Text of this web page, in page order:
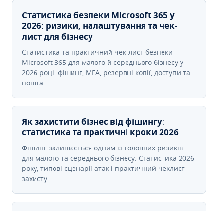
Статистика безпеки Microsoft 365 у
2026: ризики, налаштування та чек-
лист для бізнесу
Статистика та практичний чек-лист безпеки
Microsoft 365 для малого й середнього бізнесу у
2026 році: фішинг, MFA, резервні копії, доступи та
пошта.
Як захистити бізнес від фішингу:
статистика та практичні кроки 2026
Фішинг залишається одним із головних ризиків
для малого та середнього бізнесу. Статистика 2026
року, типові сценарії атак і практичний чеклист
захисту.